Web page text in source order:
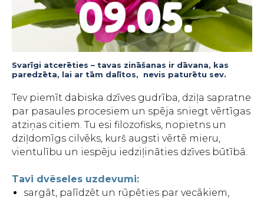
Svarīgi atcerēties – tavas zināšanas ir dāvana, kas
paredzēta, lai ar tām dalītos, nevis paturētu sev.
Tev piemīt dabiska dzīves gudrība, dziļa sapratne
par pasaules procesiem un spēja sniegt vērtīgas
atziņas citiem. Tu esi filozofisks, nopietns un
dziļdomīgs cilvēks, kurš augsti vērtē mieru,
vientulību un iespēju iedziļināties dzīves būtībā.
Tavi dvēseles uzdevumi:
sargāt, palīdzēt un rūpēties par vecākiem,